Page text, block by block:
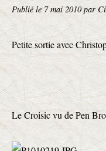
Publié le 7 mai 2010par
Petite sortie avec
Le Croisic vu de Pen